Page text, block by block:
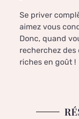
Se priver
aimez vous
Donc, quand
recherchez des
riches en goût !